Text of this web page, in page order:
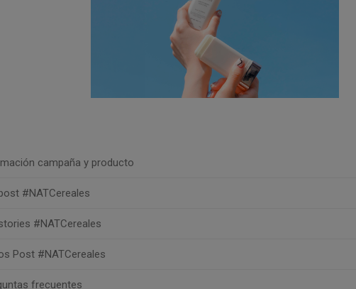
campaña y producto
#NATCereales
#NATCereales
Post #NATCereales
frecuentes